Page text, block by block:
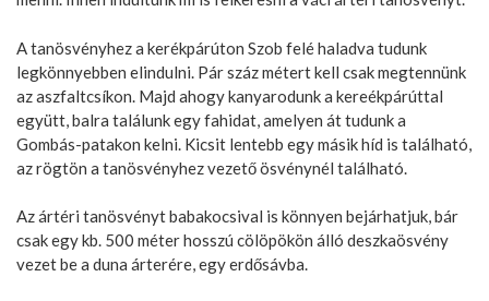
A tanösvényhez a kerékpárúton Szob felé haladva tudunk
legkönnyebben elindulni. Pár száz métert kell csak megtennünk
az aszfaltcsíkon. Majd ahogy kanyarodunk a kereékpárúttal
együtt, balra találunk egy fahidat, amelyen át tudunk a
Gombás-patakon kelni. Kicsit lentebb egy másik híd is található,
az rögtön a tanösvényhez vezető ösvénynél található.
Az ártéri tanösvényt babakocsival is könnyen bejárhatjuk, bár
csak egy kb. 500 méter hosszú cölöpökön álló deszkaösvény
vezet be a duna árterére, egy erdősávba.